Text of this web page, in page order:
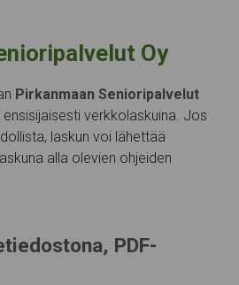
Oy
Pirkanmaan Senioripalvelut
ensisijaisesti verkkolaskuina. Jos
laskun voi lähettää
alla olevien ohjeiden
PDF-